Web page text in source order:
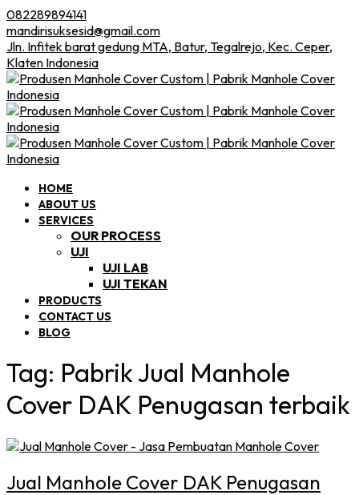
082289894141
mandirisuksesid@gmail.com
Jln. Infitek barat gedung MTA, Batur, Tegalrejo, Kec. Ceper,
Klaten Indonesia
HOME
ABOUT US
SERVICES
OUR PROCESS
UJI
UJI LAB
UJI TEKAN
PRODUCTS
CONTACT US
BLOG
Tag: Pabrik Jual Manhole
Cover DAK Penugasan terbaik
Jual Manhole Cover DAK Penugasan